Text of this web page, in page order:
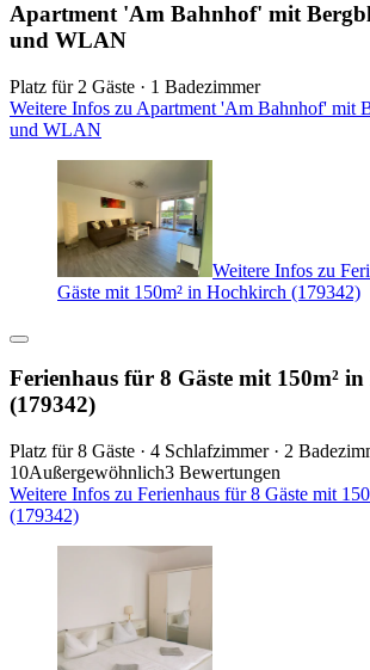
Apartment 'Am Bahnhof' mit
und WLAN
Platz für 2 Gäste · 1 Badezimmer
Weitere Infos zu Apartment 'Am Bahnhof' mit
und WLAN
Weitere Infos zu
Gäste mit 150m² in Hochkirch (179342)
Ferienhaus für 8 Gäste mit 150m²
(179342)
Platz für 8 Gäste · 4 Schlafzimmer · 2
10Außergewöhnlich3 Bewertungen
Weitere Infos zu Ferienhaus für 8 Gäste mit
(179342)